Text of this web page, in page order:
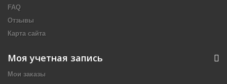
FAQ
Отзывы
Карта сайта
Моя учетная запись
Мои заказы